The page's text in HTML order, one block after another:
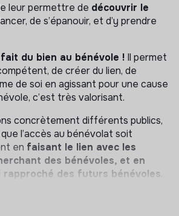
leur permettre de découvrir le
de s’épanouir, et d’y prendre
du bien au bénévole ! Il permet
de créer du lien, de
de soi en agissant pour une cause
c’est très valorisant.
concrètement différents publics,
l’accès au bénévolat soit
en faisant le lien avec les
des bénévoles, et en
rapproché des futurs bénévoles
petite structure qui agit depuis 2021